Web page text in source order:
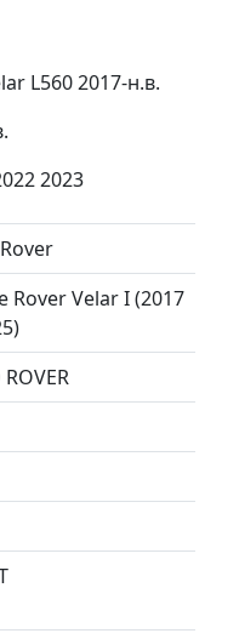
L560 2017-н.в.
2023
Rover Velar I (2017